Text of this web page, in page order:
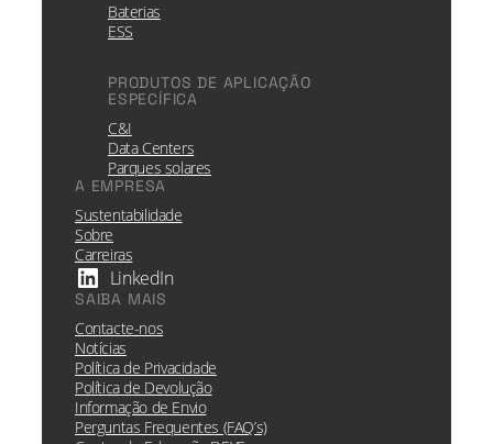
Baterias
ESS
PRODUTOS DE APLICAÇÃO
ESPECÍFICA
C&I
Data Centers
Parques solares
A EMPRESA
Sustentabilidade
Sobre
Carreiras
LinkedIn
SAIBA MAIS
Contacte-nos
Notícias
Política de Privacidade
Política de Devolução
Informação de Envio
Perguntas Frequentes (FAQ’s)